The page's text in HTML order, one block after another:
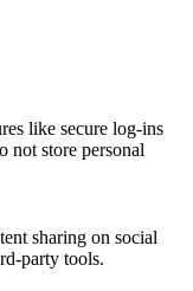
like secure log-ins
not store personal
sharing on social
party tools.